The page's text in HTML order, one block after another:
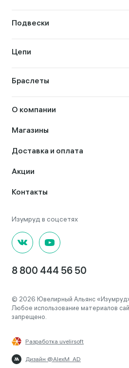
Подвески
Цепи
Браслеты
О компании
Магазины
Доставка и оплата
Акции
Контакты
8 800 444 56 50
© 2026 Ювелирный Альянс
Любое использование материалов
запрещено.
Разработка uvelirsoft
Дизайн @AlexM_AD